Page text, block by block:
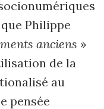
Philippe
anciens »
de la
au
pensée